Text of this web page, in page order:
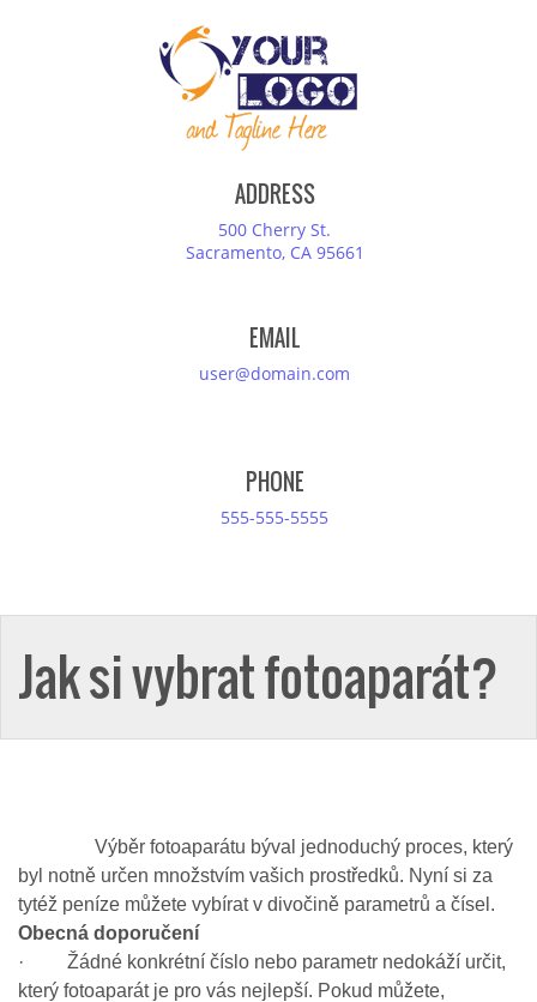
ADDRESS
500 Cherry St.
Sacramento, CA 95661
EMAIL
user@domain.com
PHONE
555-555-5555
Jak si vybrat fotoaparát?
Výběr fotoaparátu býval jednoduchý proces, který
byl notně určen množstvím vašich prostředků. Nyní si za
tytéž peníze můžete vybírat v divočině parametrů a čísel.
Obecná doporučení
· Žádné konkrétní číslo nebo parametr nedokáží určit,
který fotoaparát je pro vás nejlepší. Pokud můžete,